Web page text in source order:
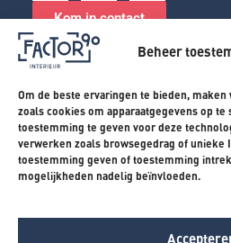
Beheer
Om de beste ervaringen te bieden,
zoals cookies om apparaatgegevens op
toestemming te geven voor deze
verwerken zoals browsegedrag of unieke
toestemming geven of toestemming
mogelijkheden nadelig beïnvloeden.
Kom in contact
Algemene voorwaarden
Disclaimer
Privacyverklaring